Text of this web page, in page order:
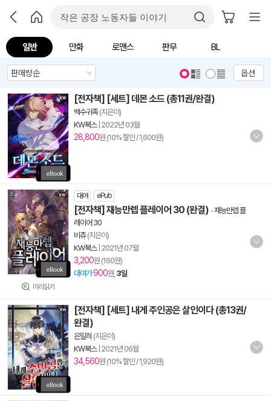
일반 만화 로맨스 판무 BL
옵션
[전자책] [세트] 데몬 소드 (총11권/완결)
백수귀족(지은이)
KW북스| 2022년 03월
28,800원 (10% 할인 / 1,600원)
미리읽기
대여 ePub
[전자책] 재능만렙 플레이어 30 (완결) -재능만렙 플
레이어 30
비츄(지은이)
KW북스| 2021년 07월
3,200원 (160원)
대여가900원, 3일
[전자책] [세트] 내게 주인공은 살인이다 (총13권/
완결)
은밀히 (지은이)
KW북스| 2021년 06월
34,560원 (10% 할인 / 1,920원)